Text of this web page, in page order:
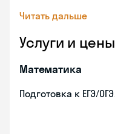
Читать дальше
Услуги и цены
Математика
Подготовка к ЕГЭ/ОГЭ